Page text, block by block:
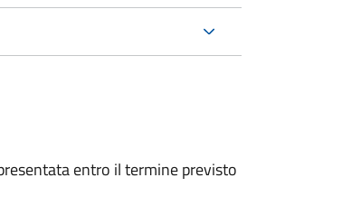
entro il termine previsto